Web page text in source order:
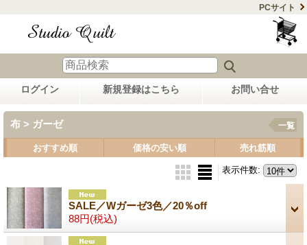
PCサイト
ログイン 新規登録はこちら お問い合せ
布 > ガーゼ 一覧
おすすめ順 価格の安い順 売れ筋順
表示件数:
SALE／Wガーゼ3色／20％off
88円(税込)